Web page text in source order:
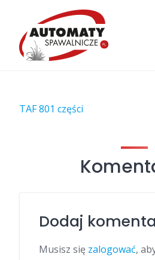
content
TAF 801 części
Dodaj
Musisz się zalogować,